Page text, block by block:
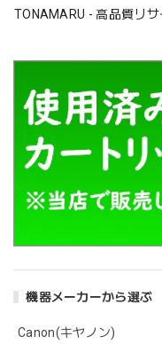
機器メーカーから選ぶ
Canon(キヤノン)
TONAMARU - 高品質リ